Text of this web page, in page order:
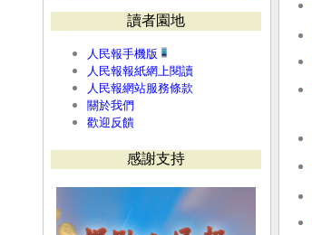
讀者園地
人民報手機版
人民報報紙網上閱讀
人民報網站服務條款
關於我們
歡迎反饋
感謝支持